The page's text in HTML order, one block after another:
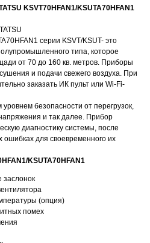
KSVT70HFAN1/KSUTA70HFAN1
серии KSVT/KSUT- это
типа, которое
от 70 до 160 кв. метров. Приборы
и подачи свежего воздуха. При
заказать ИК пульт или Wi-Fi-
безопасности от перегрузок,
и так далее. Прибор
диагностику системы, после
для своевременного их
KSUTA70HFAN1
заслонок
(опция)
помех